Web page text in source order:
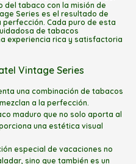
del tabaco con la misión de
Series es el resultado de
Cada puro de esta
de tabacos
experiencia rica y satisfactoria
Vintage Series
una combinación de tabacos
a la perfección.
maduro que no solo aporta al
una estética visual
especial de vacaciones no
sino que también es un